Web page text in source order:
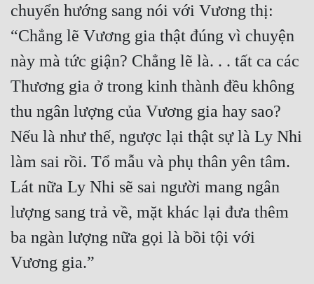
chuyển hướng sang nói với Vương thị:
“Chẳng lẽ Vương gia thật đúng vì chuyện
này mà tức giận? Chẳng lẽ là. . . tất ca các
Thương gia ở trong kinh thành đều không
thu ngân lượng của Vương gia hay sao?
Nếu là như thế, ngược lại thật sự là Ly Nhi
làm sai rồi. Tổ mẫu và phụ thân yên tâm.
Lát nữa Ly Nhi sẽ sai người mang ngân
lượng sang trả về, mặt khác lại đưa thêm
ba ngàn lượng nữa gọi là bồi tội với
Vương gia.”